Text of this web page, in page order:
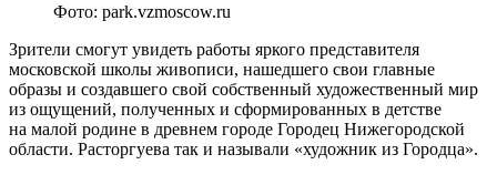
Фото: park.vzmoscow.ru
Зрители смогут увидеть работы яркого представителя
московской школы живописи, нашедшего свои главные
образы и создавшего свой собственный художественный мир
из ощущений, полученных и сформированных в детстве
на малой родине в древнем городе Городец Нижегородской
области. Расторгуева так и называли «художник из Городца».